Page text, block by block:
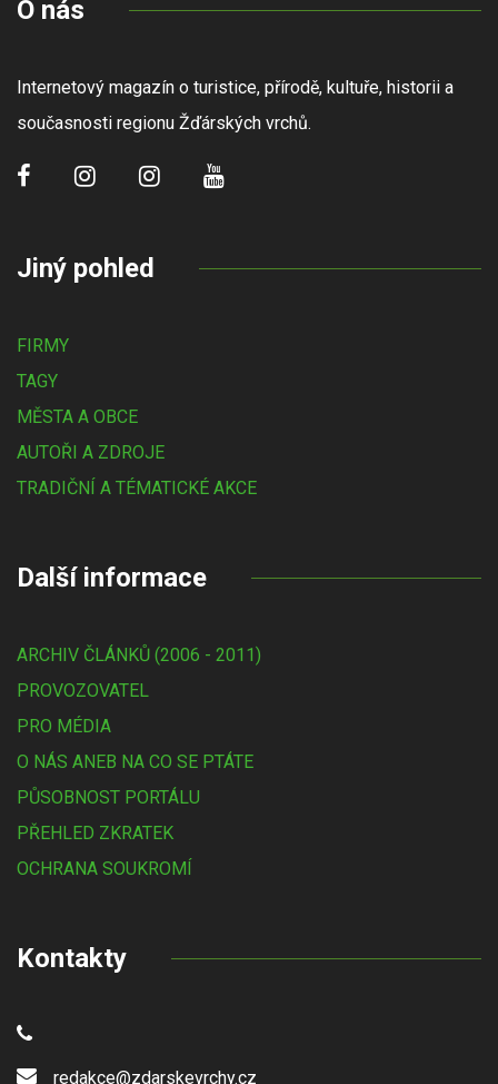
O nás
Internetový magazín o turistice, přírodě, kultuře, historii a
současnosti regionu Žďárských vrchů.
Jiný pohled
FIRMY
TAGY
MĚSTA A OBCE
AUTOŘI A ZDROJE
TRADIČNÍ A TÉMATICKÉ AKCE
Další informace
ARCHIV ČLÁNKŮ (2006 - 2011)
PROVOZOVATEL
PRO MÉDIA
O NÁS ANEB NA CO SE PTÁTE
PŮSOBNOST PORTÁLU
PŘEHLED ZKRATEK
OCHRANA SOUKROMÍ
Kontakty
redakce@zdarskevrchy.cz